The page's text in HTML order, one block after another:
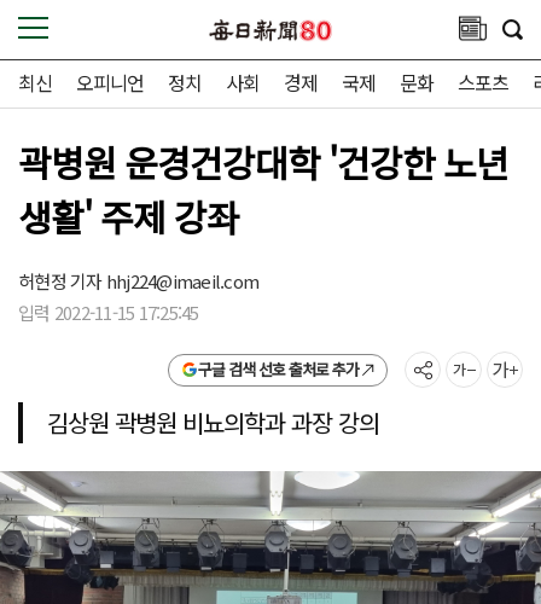
최신 오피니언 정치 사회 경제 국제 문화 스포츠
곽병원 운경건강대학 '건강한 노년
생활' 주제 강좌
허현정 기자hhj224@imaeil.com
입력 2022-11-15 17:25:45
구글 검색 선호 출처로 추가
김상원 곽병원 비뇨의학과 과장 강의